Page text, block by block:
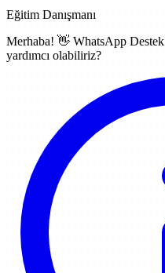
Eğitim Danışmanı
Merhaba! 👋 WhatsApp Destek
yardımcı olabiliriz?